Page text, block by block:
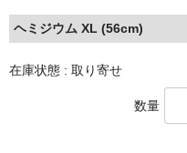
ヘミジウム XL (56cm)
在庫状態 : 取り寄せ
数量